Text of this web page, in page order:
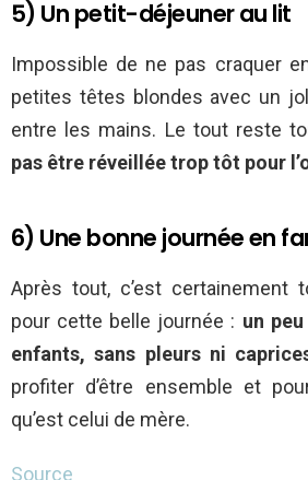
5) Un petit-déjeuner au lit
Impossible de ne pas craquer
petites têtes blondes avec un
entre les mains. Le tout reste
pas être réveillée trop tôt pour
6) Une bonne journée en
Après tout, c’est certainement
pour cette belle journée : un
enfants, sans pleurs ni
profiter d’être ensemble et
qu’est celui de mère.
Source